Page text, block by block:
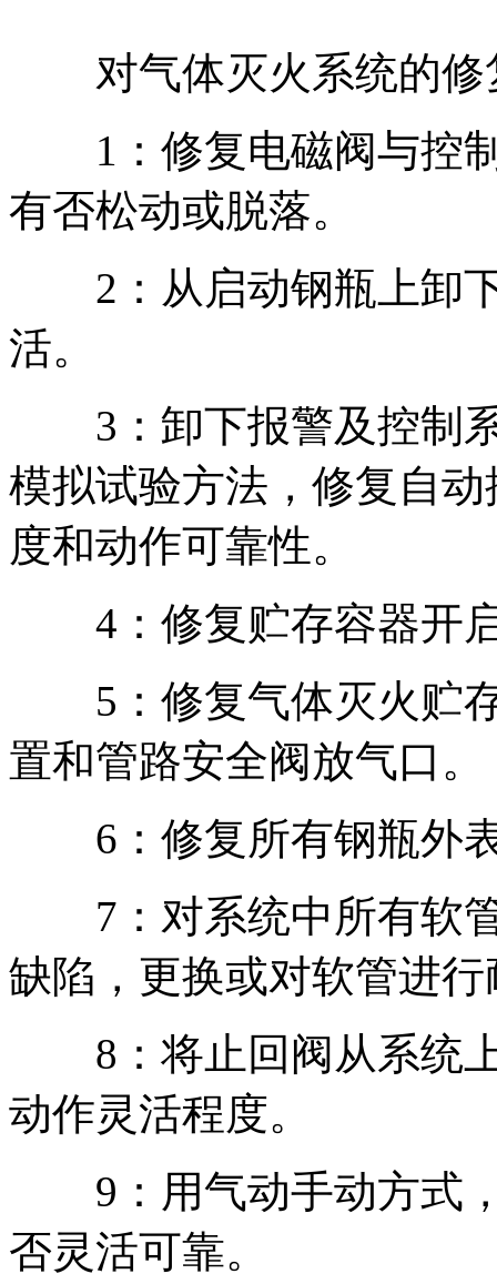
对气体灭火系统的修
1：修复电磁阀与控制
有否松动或脱落。
2：从启动钢瓶上卸下
活。
3：卸下报警及控制系
模拟试验方法，修复自
度和动作可靠性。
4：修复贮存容器开
5：修复气体灭火贮存
置和管路安全阀放气口。
6：修复所有钢瓶外表
7：对系统中所有软管
缺陷，更换或对软管进
8：将止回阀从系统上
动作灵活程度。
9：用气动手动方式，
否灵活可靠。